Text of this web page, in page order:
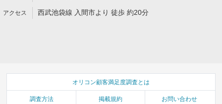
西武池袋線 入間市より 徒歩 約20分
オリコン顧客満足度調査とは
調査方法 掲載規約 お問い合わせ